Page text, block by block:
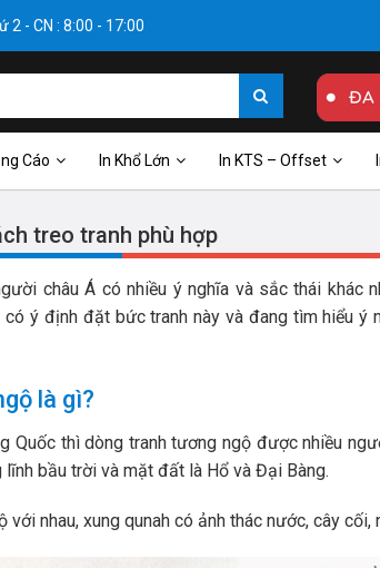
2 - CN : 8:00 - 17:00
Cáo In Khổ Lớn In KTS – Offset
treo tranh phù hợp
châu Á có nhiều ý nghĩa và sắc thái khác
có ý định đặt bức tranh này và đang tìm hiểu ý
là gì?
Quốc thì dòng tranh tương ngộ được nhiều
bầu trời và mặt đất là Hổ và Đại Bàng.
nhau, xung qunah có ảnh thác nước, cây cối,